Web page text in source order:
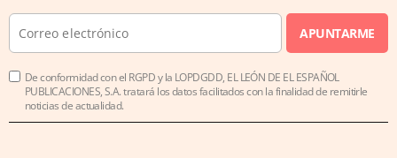
APUNTARME
De conformidad con el RGPD y la LOPDGDD, EL LEÓN DE EL ESPAÑOL
PUBLICACIONES, S.A. tratará los datos facilitados con la finalidad de remitirle
noticias de actualidad.